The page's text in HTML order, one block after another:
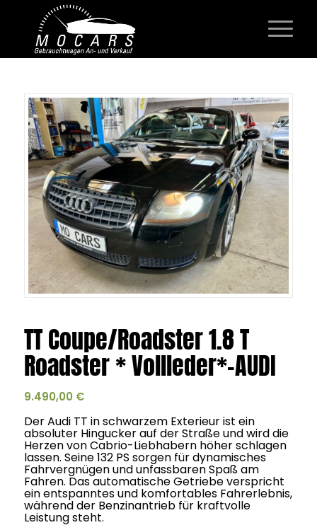
TT Coupe/Roadster 1.8 T
Roadster * Vollleder*-AUDI
9.490,00 €
Der Audi TT in schwarzem Exterieur ist ein
absoluter Hingucker auf der Straße und wird die
Herzen von Cabrio-Liebhabern höher schlagen
lassen. Seine 132 PS sorgen für dynamisches
Fahrvergnügen und unfassbaren Spaß am
Fahren. Das automatische Getriebe verspricht
ein entspanntes und komfortables Fahrerlebnis,
während der Benzinantrieb für kraftvolle
Leistung steht.